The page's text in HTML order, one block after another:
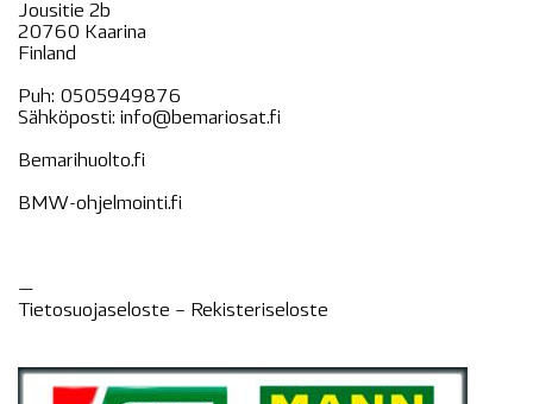
Jousitie 2b
20760 Kaarina
Finland
Puh: 0505949876
Sähköposti: info@bemariosat.fi
Bemarihuolto.fi
BMW-ohjelmointi.fi
—
Tietosuojaseloste – Rekisteriseloste